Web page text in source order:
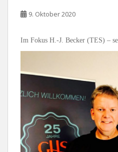
9. Oktober 2020
Im Fokus H.-J. Becker (TES) –